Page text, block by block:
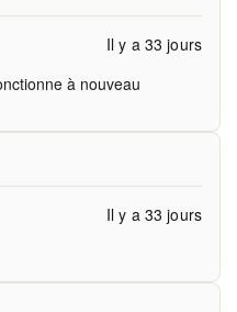
Il y a 33 jours
à nouveau
Il y a 33 jours